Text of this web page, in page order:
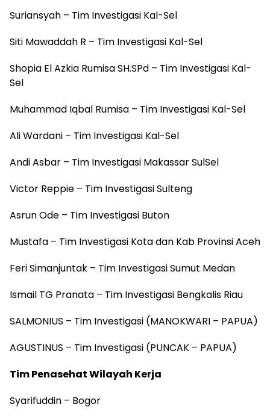
Suriansyah – Tim Investigasi Kal-Sel
Siti Mawaddah R – Tim Investigasi Kal-Sel
Shopia El Azkia Rumisa SH.SPd – Tim Investigasi Kal-
Sel
Muhammad Iqbal Rumisa – Tim Investigasi Kal-Sel
Ali Wardani – Tim Investigasi Kal-Sel
Andi Asbar – Tim Investigasi Makassar SulSel
Victor Reppie – Tim Investigasi Sulteng
Asrun Ode – Tim Investigasi Buton
Mustafa – Tim Investigasi Kota dan Kab Provinsi Aceh
Feri Simanjuntak – Tim Investigasi Sumut Medan
Ismail TG Pranata – Tim Investigasi Bengkalis Riau
SALMONIUS – Tim Investigasi (MANOKWARI – PAPUA)
AGUSTINUS – Tim Investigasi (PUNCAK – PAPUA)
Tim Penasehat Wilayah Kerja
Syarifuddin – Bogor